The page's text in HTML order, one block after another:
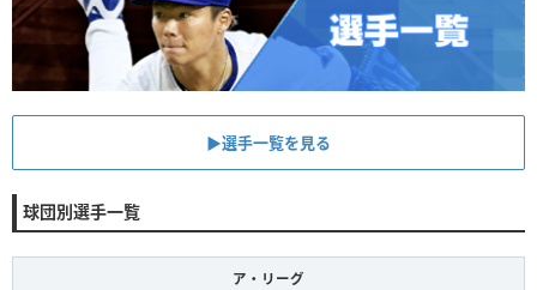
▶︎選手一覧を見る
球団別選手一覧
ア・リーグ